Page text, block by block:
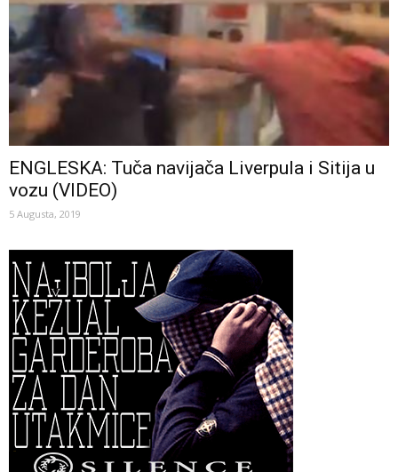
ENGLESKA: Tuča navijača Liverpula i Sitija u
vozu (VIDEO)
5 Augusta, 2019